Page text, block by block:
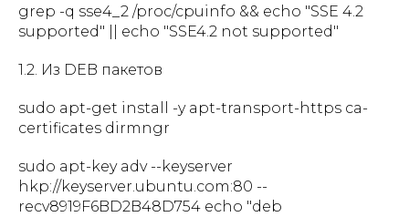
grep -q sse4_2 /proc/cpuinfo && echo "SSE 4.2
supported" || echo "SSE4.2 not supported"
1.2. Из DEB пакетов
sudo apt-get install -y apt-transport-https ca-
certificates dirmngr
sudo apt-key adv --keyserver
hkp://keyserver.ubuntu.com:80 --
recv8919F6BD2B48D754 echo "deb